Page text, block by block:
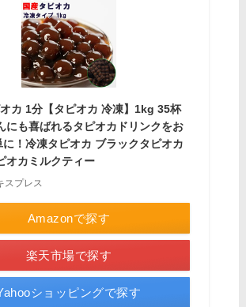
カ 1分【タピオカ 冷凍】1kg 35杯
にも喜ばれるタピオカドリンクをお
に！冷凍タピオカ ブラックタピオカ
オカミルクティー
スプレス
Amazonで探す
楽天市場で探す
ショッピングで探す